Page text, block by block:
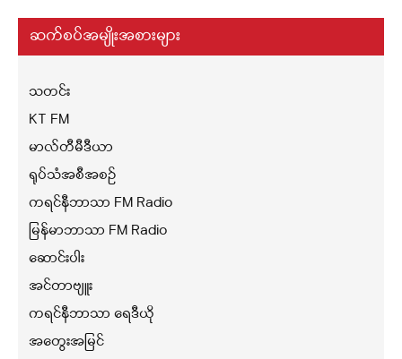
ဆက်စပ်အမျိုးအစားများ
သတင်း
KT FM
မာလ်တီမီဒီယာ
ရုပ်သံအစီအစဉ်
ကရင်နီဘာသာ FM Radio
မြန်မာဘာသာ FM Radio
ဆောင်းပါး
အင်တာဗျူး
ကရင်နီဘာသာ ရေဒီယို
အတွေးအမြင်